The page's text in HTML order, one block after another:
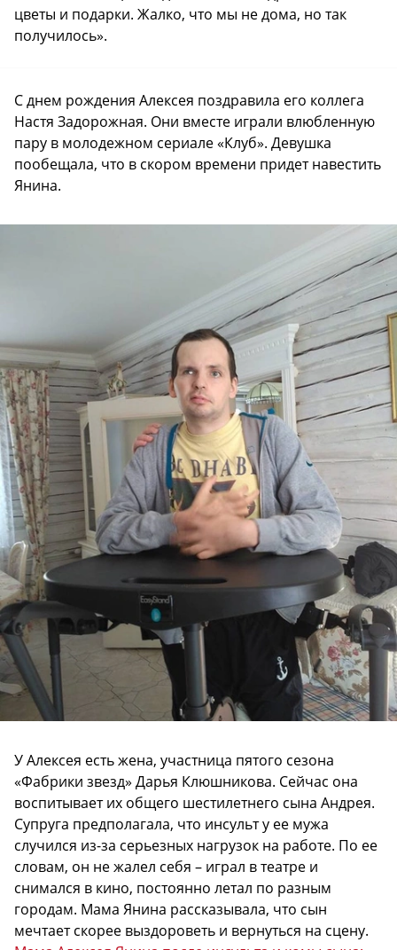
цветы и подарки. Жалко, что мы не дома, но так
получилось».
С днем рождения Алексея поздравила его коллега
Настя Задорожная. Они вместе играли влюбленную
пару в молодежном сериале «Клуб». Девушка
пообещала, что в скором времени придет навестить
Янина.
У Алексея есть жена, участница пятого сезона
«Фабрики звезд» Дарья Клюшникова. Сейчас она
воспитывает их общего шестилетнего сына Андрея.
Супруга предполагала, что инсульт у ее мужа
случился из-за серьезных нагрузок на работе. По ее
словам, он не жалел себя – играл в театре и
снимался в кино, постоянно летал по разным
городам. Мама Янина рассказывала, что сын
мечтает скорее выздороветь и вернуться на сцену.